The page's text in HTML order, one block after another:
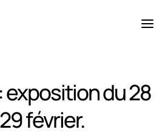
exposition du 28
février.